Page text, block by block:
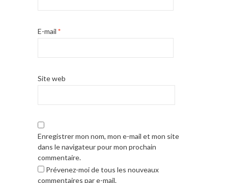
E-mail *
Site web
Enregistrer mon nom, mon e-mail et mon site
dans le navigateur pour mon prochain
commentaire.
Prévenez-moi de tous les nouveaux
commentaires par e-mail.